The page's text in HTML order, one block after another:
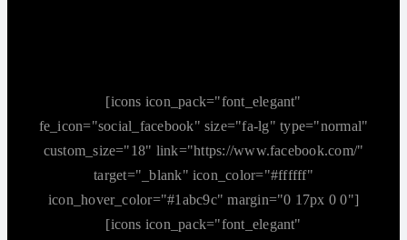
[icons icon_pack="font_elegant"
fe_icon="social_facebook" size="fa-lg" type="normal"
custom_size="18" link="https://www.facebook.com/"
target="_blank" icon_color="#ffffff"
icon_hover_color="#1abc9c" margin="0 17px 0 0"]
[icons icon_pack="font_elegant"